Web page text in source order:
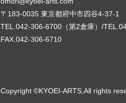
〒183-0035 東京都府中市四谷4-37-1
TEL.042-306-6700（第2倉庫）/
FAX.042-306-6710
Copyright ©KYOEI-ARTS,All rights